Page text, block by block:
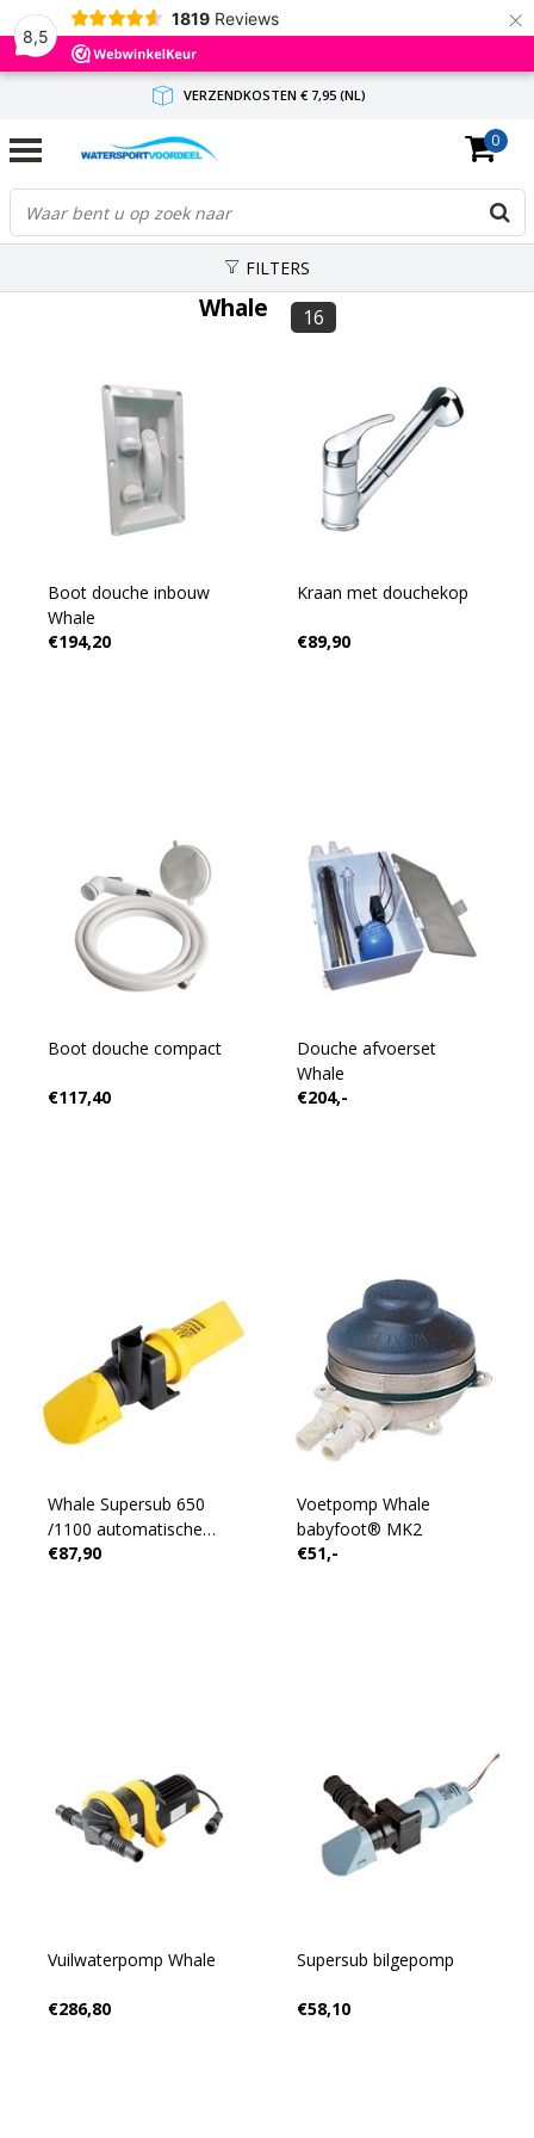
8,5
1819 Reviews ×
VERZENDKOSTEN € 7,95 (NL)
GRATIS VERZENDING(NL) VANAF € 65,-
BINNEN 1-3 WERKDAGEN ANTWOORD
0
FILTERS
Whale 16
Boot douche inbouw
Whale
€194,20
Kraan met douchekop
€89,90
Boot douche compact
€117,40
Douche afvoerset
Whale
€204,-
Whale Supersub 650
/1100 automatische
bilgepomp
€87,90
Voetpomp Whale
babyfoot® MK2
€51,-
Vuilwaterpomp Whale
€286,80
Supersub bilgepomp
€58,10